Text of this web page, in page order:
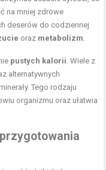
na mniej zdrowe
deserów do codziennej
oraz metabolizm
pustych kalorii . Wiele z
alternatywnych
Tego rodzaju
organizmu oraz ułatwia